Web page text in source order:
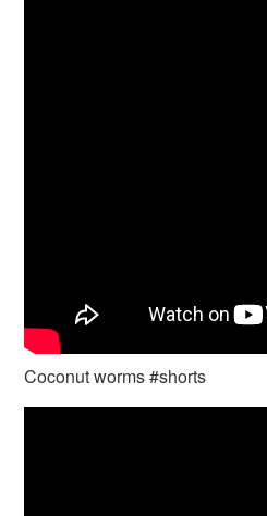
Coconut worms #shorts